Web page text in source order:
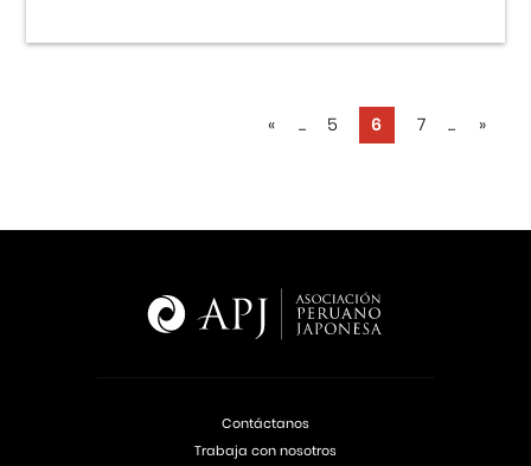
« ... 5 6 7 ... »
Contáctanos
Trabaja con nosotros